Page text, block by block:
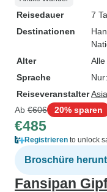
Reisedauer
7
Destinationen
Alter
Sprache
Reiseveranstalter
Ab €606 20% sparen
€485
Registrieren to unlock
Broschüre
Fansipan